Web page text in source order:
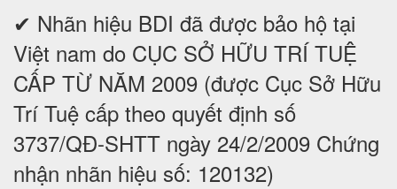
✔ Nhãn hiệu BDI đã được bảo hộ tại
Việt nam do CỤC SỞ HỮU TRÍ TUỆ
CẤP TỪ NĂM 2009 (được Cục Sở Hữu
Trí Tuệ cấp theo quyết định số
3737/QĐ-SHTT ngày 24/2/2009 Chứng
nhận nhãn hiệu số: 120132)